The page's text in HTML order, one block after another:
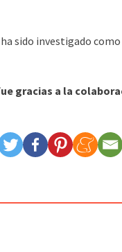
sido investigado
gracias a la